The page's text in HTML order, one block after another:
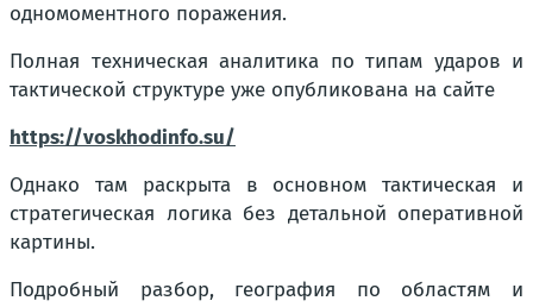
одномоментного поражения.
Полная техническая аналитика по типам ударов и
тактической структуре уже опубликована на сайте
https://voskhodinfo.su/
Однако там раскрыта в основном тактическая и
стратегическая логика без детальной оперативной
картины.
Подробный разбор, география по областям и